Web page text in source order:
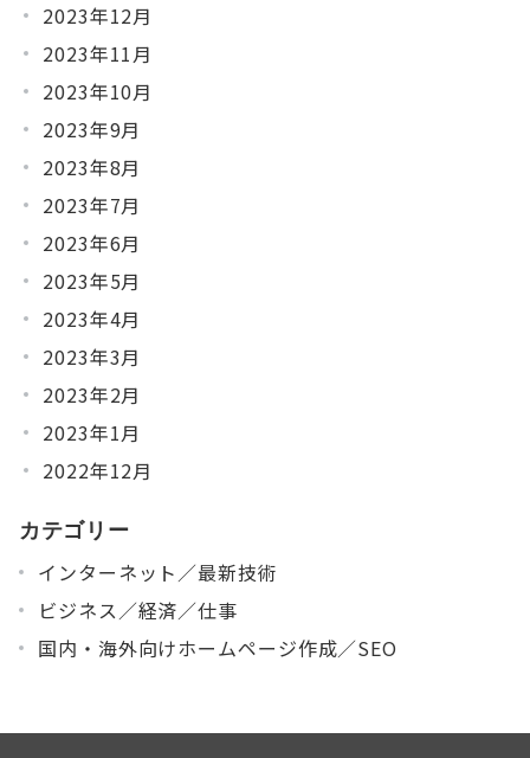
2023年12月
2023年11月
2023年10月
2023年9月
2023年8月
2023年7月
2023年6月
2023年5月
2023年4月
2023年3月
2023年2月
2023年1月
2022年12月
カテゴリー
インターネット／最新技術
ビジネス／経済／仕事
国内・海外向けホームページ作成／SEO